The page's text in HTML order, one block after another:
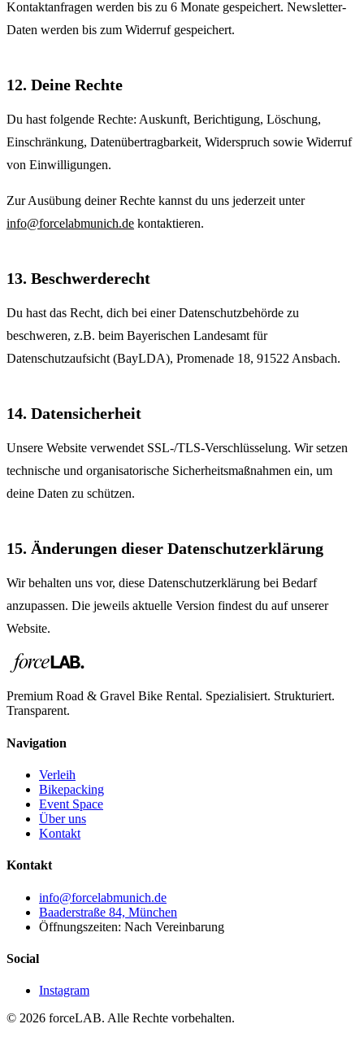
Kontaktanfragen werden bis zu 6 Monate gespeichert. Newsletter-
Daten werden bis zum Widerruf gespeichert.
12. Deine Rechte
Du hast folgende Rechte: Auskunft, Berichtigung, Löschung,
Einschränkung, Datenübertragbarkeit, Widerspruch sowie Widerruf
von Einwilligungen.
Zur Ausübung deiner Rechte kannst du uns jederzeit unter
info@forcelabmunich.de kontaktieren.
13. Beschwerderecht
Du hast das Recht, dich bei einer Datenschutzbehörde zu
beschweren, z.B. beim Bayerischen Landesamt für
Datenschutzaufsicht (BayLDA), Promenade 18, 91522 Ansbach.
14. Datensicherheit
Unsere Website verwendet SSL-/TLS-Verschlüsselung. Wir setzen
technische und organisatorische Sicherheitsmaßnahmen ein, um
deine Daten zu schützen.
15. Änderungen dieser Datenschutzerklärung
Wir behalten uns vor, diese Datenschutzerklärung bei Bedarf
anzupassen. Die jeweils aktuelle Version findest du auf unserer
Website.
Premium Road & Gravel Bike Rental. Spezialisiert. Strukturiert.
Transparent.
Navigation
Verleih
Bikepacking
Event Space
Über uns
Kontakt
Kontakt
info@forcelabmunich.de
Baaderstraße 84, München
Öffnungszeiten: Nach Vereinbarung
Social
Instagram
© 2026 forceLAB. Alle Rechte vorbehalten.